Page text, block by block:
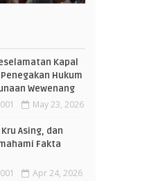
Kapal
Hukum
Wewenang
May 23, 2026
Asing, dan
Fakta
Apr 24, 2026